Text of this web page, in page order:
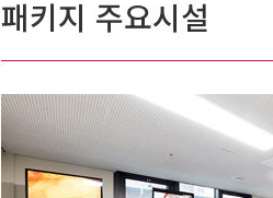
패키지 주요시설